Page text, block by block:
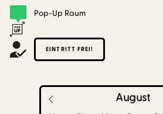
Pop-Up Raum
EINTRITT FREI!
August